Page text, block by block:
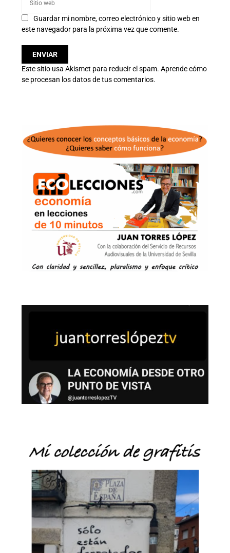
Guardar mi nombre, correo electrónico y sitio web en
este navegador para la próxima vez que comente.
Este sitio usa Akismet para reducir el spam. Aprende cómo
se procesan los datos de tus comentarios.